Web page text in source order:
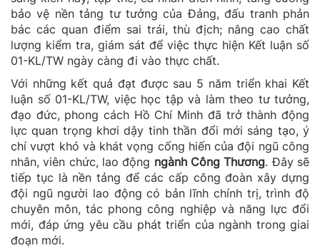
bảo vệ nền tảng tư tưởng của Đảng, đấu tranh phản
bác các quan điểm sai trái, thù địch; nâng cao chất
lượng kiểm tra, giám sát để việc thực hiện Kết luận số
01-KL/TW ngày càng đi vào thực chất.
Với những kết quả đạt được sau 5 năm triển khai Kết
luận số 01-KL/TW, việc học tập và làm theo tư tưởng,
đạo đức, phong cách Hồ Chí Minh đã trở thành động
lực quan trọng khơi dậy tinh thần đổi mới sáng tạo, ý
chí vượt khó và khát vọng cống hiến của đội ngũ công
nhân, viên chức, lao động ngành Công Thương. Đây sẽ
tiếp tục là nền tảng để các cấp công đoàn xây dựng
đội ngũ người lao động có bản lĩnh chính trị, trình độ
chuyên môn, tác phong công nghiệp và năng lực đổi
mới, đáp ứng yêu cầu phát triển của ngành trong giai
đoạn mới.